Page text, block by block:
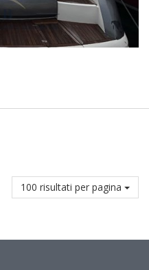
100 risultati per pagina